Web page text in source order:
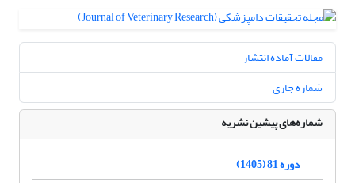
مقالات آماده انتشار
شماره جاری
شماره‌های پیشین نشریه
دوره 81 (1405)